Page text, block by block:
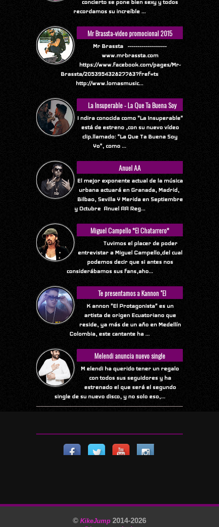
concierto se pone bien sexy y todos
recordamos su increíble ...
Mr Brassta-video promocional 2015
Mr Brassta --------------------
www.mrbrassta.com
https://www.facebook.com/pages/Mr-
Brassta/205395432827783?fref=ts
http://www.lomasmusic...
La Insuperable - La Que Ta Buena Soy
Yo
I ndira conocida como "La Insuperable"
está de estreno ,con su nuevo vídeo
clip.llamado: "La Que Ta Buena Soy
Yo", como ...
Anuel AA
El mejor exponente actual de la música
urbana actuará en Granada, Madrid,
Bilbao, Sevilla Y Merida en Septiembre
y Octubre Anuel AA Reg...
Miguel Campello *El Chatarrero*
Tuvimos el placer de poder
entrevistar a Miguel Campello,del cual
podemos decir que si antes nos
considerábamos sus fans,aho...
Te presentamos a Kannon "El
Protagonista"
K annon "El Protagonista" es un
artista de origen Ecuatoriano que
reside, ya más de un año en Medellín
Colombia, este cantante ha ...
Melendi anuncia nuevo single
M elendi ha querido tener un regalo
con todos sus seguidores y ha
estrenado el que será el segundo
single de su nuevo disco, y no solo eso,...
© KikeJump 2014-2026